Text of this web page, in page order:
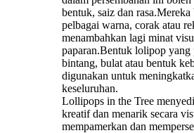
bentuk, saiz dan
pelbagai warna, corak atau
menambahkan lagi minat
paparan.Bentuk lolipop yang
bintang, bulat atau bentuk
digunakan untuk
keseluruhan.
Lollipops in the Tree
kreatif dan menarik secara
mempamerkan dan